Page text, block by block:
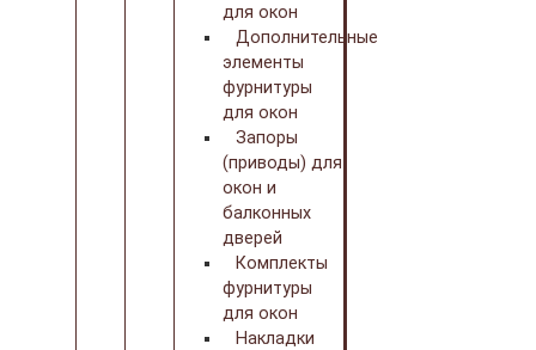
для окон
Дополнительные
элементы
фурнитуры
для окон
Запоры
(приводы) для
окон и
балконных
дверей
Комплекты
фурнитуры
для окон
Накладки